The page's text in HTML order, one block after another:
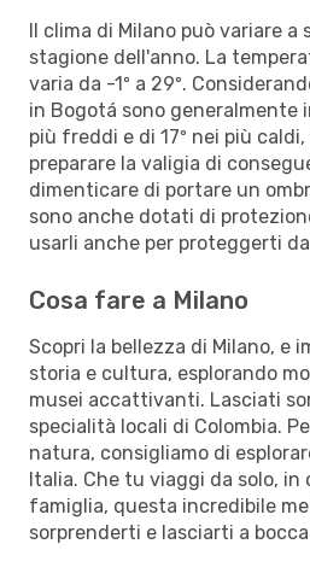
Il clima di Milano può variare a
stagione dell'anno. La
varia da -1º a 29º.
in Bogotá sono generalmente
più freddi e di 17º nei più
preparare la valigia di
dimenticare di portare un
sono anche dotati di
usarli anche per proteggerti
Cosa fare a Milano
Scopri la bellezza di Milano, e
storia e cultura, esplorando
musei accattivanti. Lasciati
specialità locali di Colombia.
natura, consigliamo di
Italia. Che tu viaggi da solo, in
famiglia, questa incredibile
sorprenderti e lasciarti a